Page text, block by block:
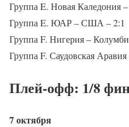
Группа E. Новая Каледония
Группа E. ЮАР – США – 2:1
Группа F. Нигерия –
Группа F. Саудовская
Плей-офф: 1/8
7 октября